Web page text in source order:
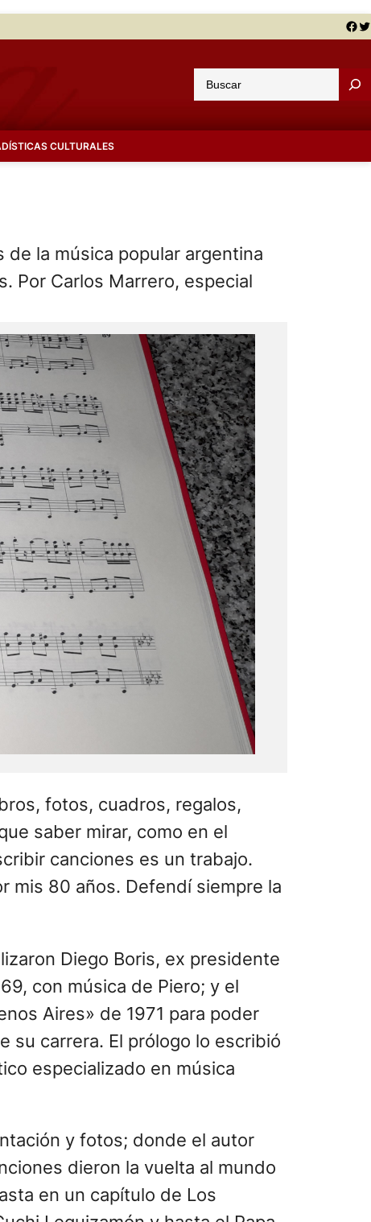
Facebook Twitter
u
a
CULTURALES
la música popular argentina
Por Carlos Marrero, especial
fotos, cuadros, regalos,
saber mirar, como en el
canciones es un trabajo.
mis 80 años. Defendí siempre la
Diego Boris, ex presidente
con música de Piero; y el
Aires» de 1971 para poder
su carrera. El prólogo lo escribió
especializado en música
y fotos; donde el autor
dieron la vuelta al mundo
en un capítulo de Los